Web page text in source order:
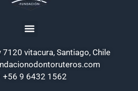
7120 vitacura, Santiago, Chile
+56 9 6432 1562